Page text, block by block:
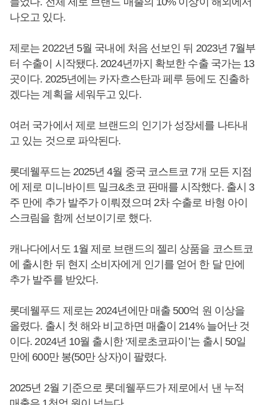
나오고 있다.
제로는 2022년 5월 국내에 처음 선보인 뒤 2023년 7월부
터 수출이 시작됐다. 2024년까지 확보한 수출 국가는 13
곳이다. 2025년에는 카자흐스탄과 페루 등에도 진출하
겠다는 계획을 세워두고 있다.
여러 국가에서 제로 브랜드의 인기가 성장세를 나타내
고 있는 것으로 파악된다.
롯데웰푸드는 2025년 4월 중국 코스트코 7개 모든 지점
에 제로 미니바이트 밀크&초코 판매를 시작했다. 출시 3
주 만에 추가 발주가 이뤄졌으며 2차 수출로 바형 아이
스크림을 함께 선보이기로 했다.
캐나다에서도 1월 제로 브랜드의 젤리 상품을 코스트코
에 출시한 뒤 현지 소비자에게 인기를 얻어 한 달 만에
추가 발주를 받았다.
롯데웰푸드 제로는 2024년에만 매출 500억 원 이상을
올렸다. 출시 첫 해와 비교하면 매출이 214% 늘어난 것
이다. 2024년 10월 출시한 ‘제로초코파이’는 출시 50일
만에 600만 봉(50만 상자)이 팔렸다.
2025년 2월 기준으로 롯데웰푸드가 제로에서 낸 누적